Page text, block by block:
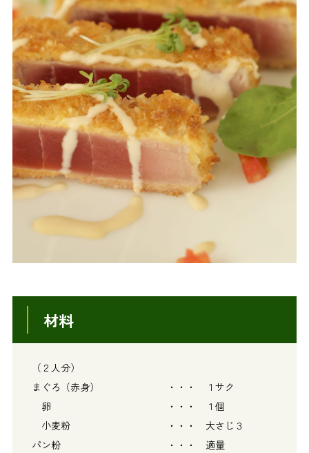
材料
（２人分）
まぐろ（赤身） ・・・ １サク
卵 ・・・ １個
小麦粉 ・・・ 大さじ３
パン粉 ・・・ 適量